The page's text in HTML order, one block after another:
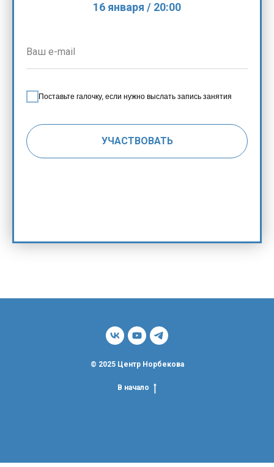
16 января / 20:00
Поставьте галочку, если нужно выслать запись занятия
УЧАСТВОВАТЬ
© 2025 Центр Норбекова
В начало